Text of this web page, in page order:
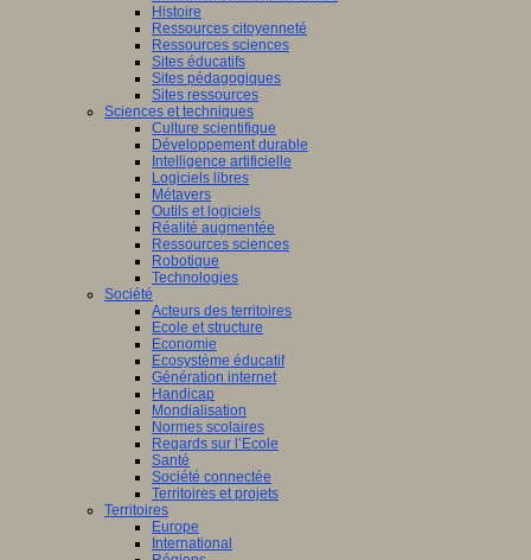
Histoire
Ressources citoyenneté
Ressources sciences
Sites éducatifs
Sites pédagogiques
Sites ressources
Sciences et techniques
Culture scientifique
Développement durable
Intelligence artificielle
Logiciels libres
Métavers
Outils et logiciels
Réalité augmentée
Ressources sciences
Robotique
Technologies
Société
Acteurs des territoires
Ecole et structure
Economie
Ecosystème éducatif
Génération internet
Handicap
Mondialisation
Normes scolaires
Regards sur l’Ecole
Santé
Société connectée
Territoires et projets
Territoires
Europe
International